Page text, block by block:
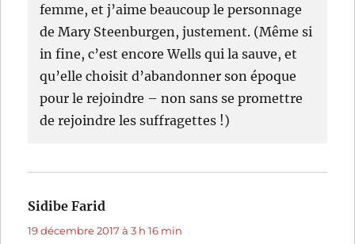
femme, et j’aime beaucoup le personnage
de Mary Steenburgen, justement. (Même si
in fine, c’est encore Wells qui la sauve, et
qu’elle choisit d’abandonner son époque
pour le rejoindre – non sans se promettre
de rejoindre les suffragettes !)
Sidibe Farid
19 décembre 2017 à 3 h 16 min